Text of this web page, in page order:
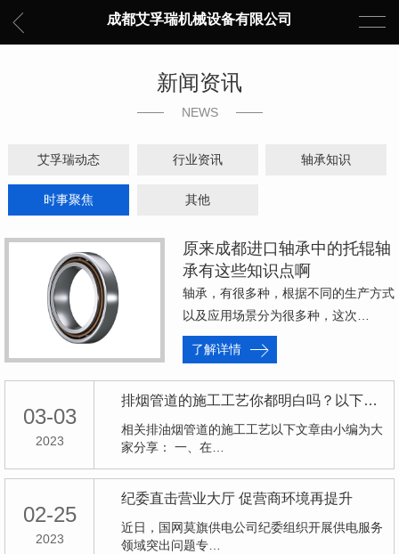
成都艾孚瑞机械设备有限公司
新闻资讯
NEWS
艾孚瑞动态 行业资讯 轴承知识
时事聚焦 其他
原来成都进口轴承中的托辊轴
承有这些知识点啊
轴承，有很多种，根据不同的生产方式
以及应用场景分为很多种，这次…
了解详情
03-03
2023
排烟管道的施工工艺你都明白吗？以下文章赶紧收藏起来吧！
相关排油烟管道的施工工艺以下文章由小编为大
家分享： 一、在…
02-25
2023
纪委直击营业大厅 促营商环境再提升
近日，国网莫旗供电公司纪委组织开展供电服务
领域突出问题专…